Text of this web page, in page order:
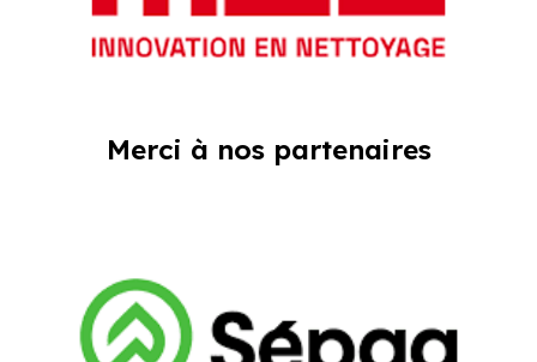
Merci à nos partenaires